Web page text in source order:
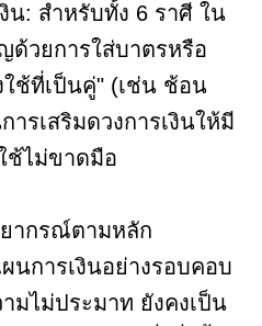
น: สำหรับทั้ง 6 ราศี ใน
วยการใส่บาตรหรือ
ช้ที่เป็นคู่" (เช่น ช้อน
รเสริมดวงการเงินให้มี
ช้ไม่ขาดมือ
ากรณ์ตามหลัก
นการเงินอย่างรอบคอบ
มไม่ประมาท ยังคงเป็น